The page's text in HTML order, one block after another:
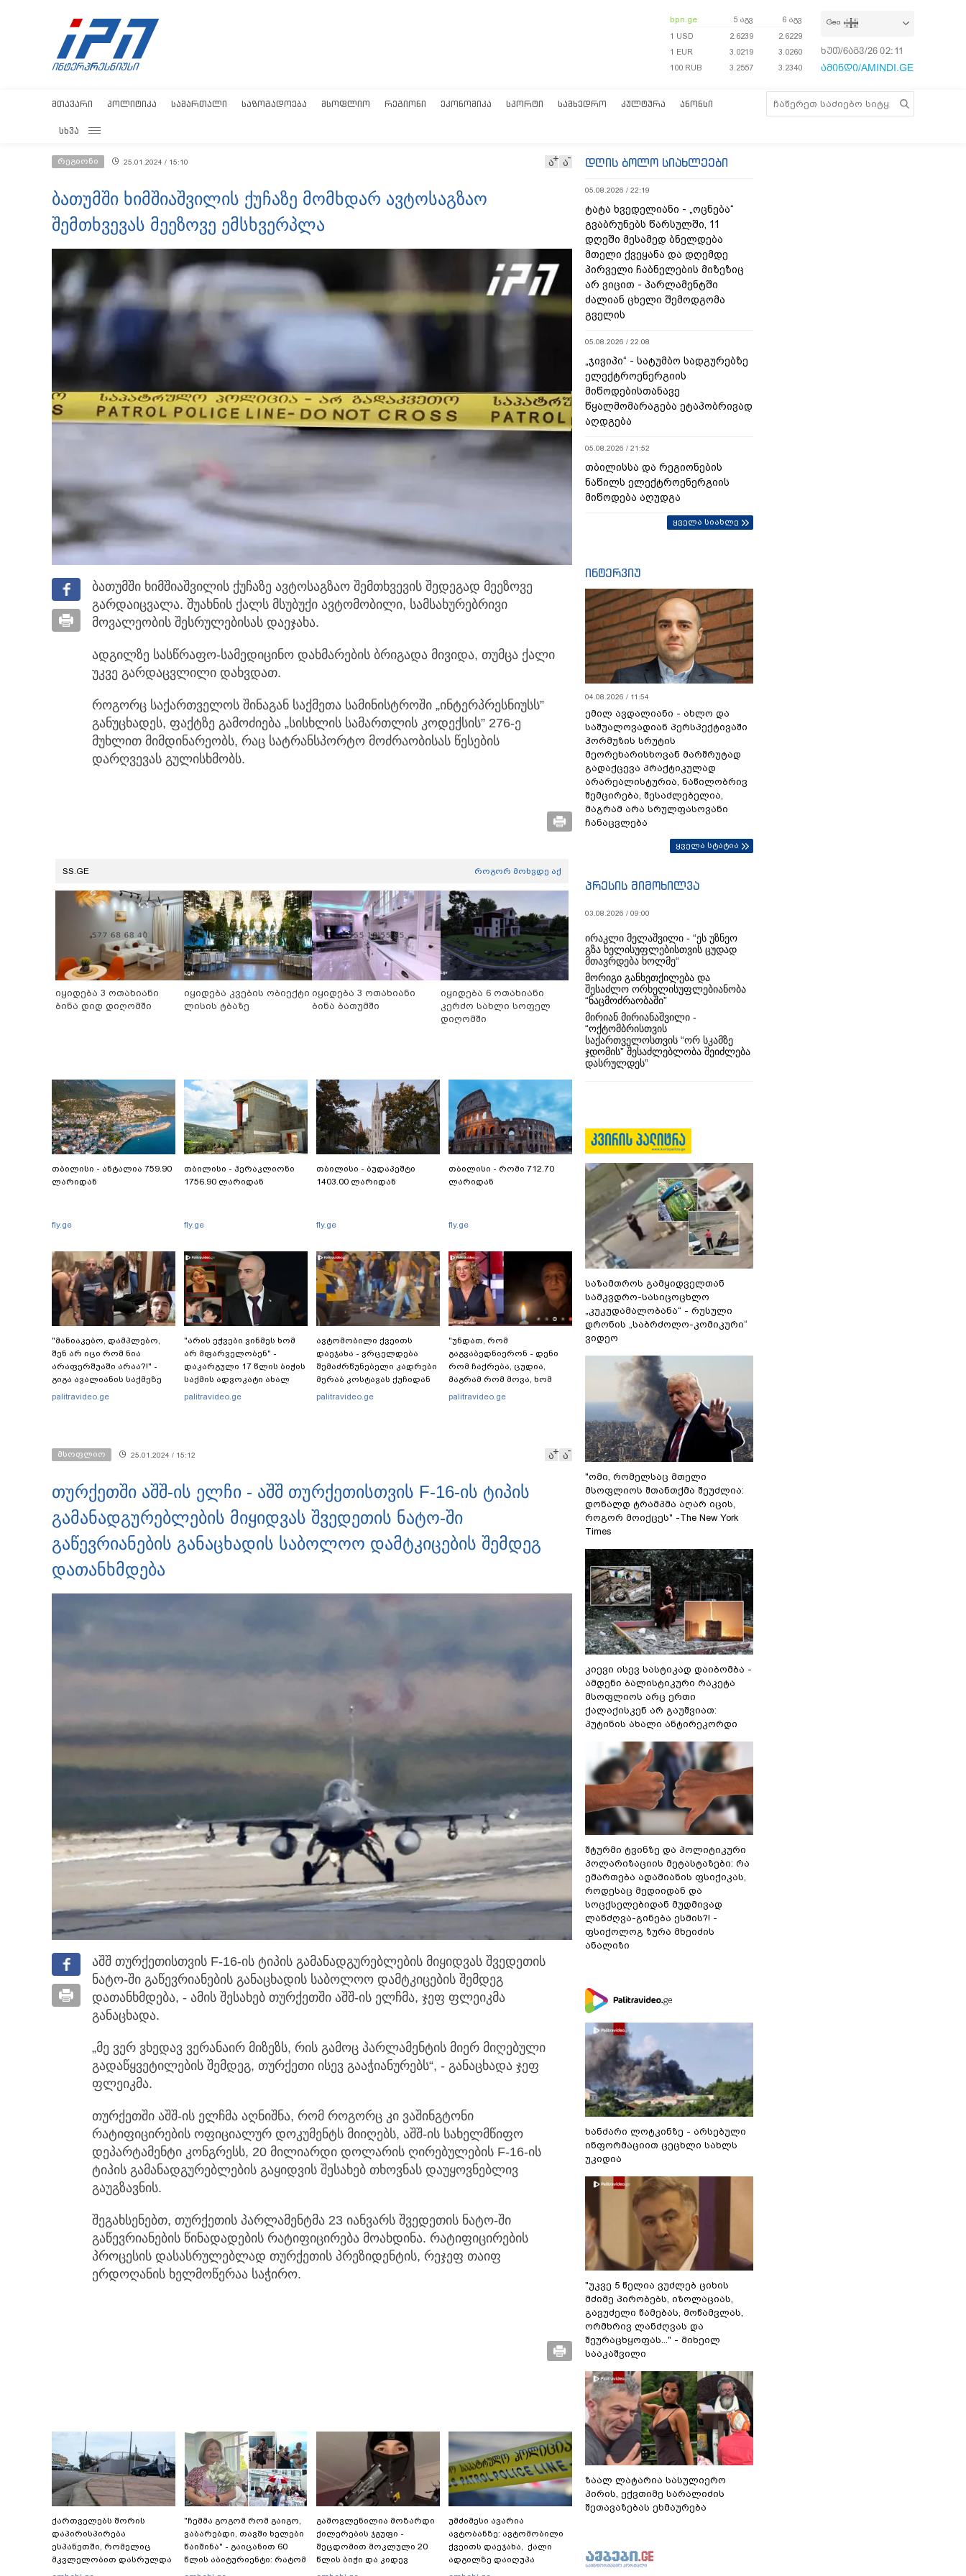
bpn.ge 5 აგვ
6 აგვ
1 USD
2.6239
2.6229
1 EUR
3.0219
3.0260
100 RUB
3.2557 3.2340
Geo
ხუთ/6აგვ/26 02:11:24
ამინდი/AMINDI.GE
ᲛᲗᲐᲕᲐᲠᲘ ᲞᲝᲚᲘᲢᲘᲙᲐ ᲡᲐᲛᲐᲠᲗᲐᲚᲘ ᲡᲐᲖᲝᲒᲐᲓᲝᲔᲑᲐ ᲛᲡᲝᲤᲚᲘᲝ ᲠᲔᲒᲘᲝᲜᲘ ᲔᲙᲝᲜᲝᲛᲘᲙᲐ ᲡᲞᲝᲠᲢᲘ ᲡᲐᲛᲮᲔᲓᲠᲝ ᲙᲣᲚᲢᲣᲠᲐ ᲐᲜᲝᲜᲡᲘ
ᲡᲮᲕᲐ
რეგიონი 25.01.2024 / 15:10 ა ა
ბათუმში ხიმშიაშვილის ქუჩაზე მომხდარ ავტოსაგზაო
შემთხვევას მეეზოვე ემსხვერპლა
ბათუმში ხიმშიაშვილის ქუჩაზე ავტოსაგზაო შემთხვევის შედეგად მეეზოვე
გარდაიცვალა. შუახნის ქალს მსუბუქი ავტომობილი, სამსახურებრივი
მოვალეობის შესრულებისას დაეჯახა.
ადგილზე სასწრაფო-სამედიცინო დახმარების ბრიგადა მივიდა, თუმცა ქალი
უკვე გარდაცვლილი დახვდათ.
როგორც საქართველოს შინაგან საქმეთა სამინისტროში „ინტერპრესნიუსს”
განუცხადეს, ფაქტზე გამოძიება „სისხლის სამართლის კოდექსის” 276-ე
მუხლით მიმდინარეობს, რაც სატრანსპორტო მოძრაობისას წესების
დარღვევას გულისხმობს.
SS.GE როგორ მოხვდე აქ
იყიდება 3 ოთახიანი
ბინა დიდ დიღომში
იყიდება კვების ობიექტი
ლისის ტბაზე
იყიდება 3 ოთახიანი
ბინა ბათუმში
იყიდება 6 ოთახიანი
კერძო სახლი სოფელ
დიღომში
თბილისი - ანტალია 759.90
ლარიდან
fly.ge
თბილისი - ჰერაკლიონი
1756.90 ლარიდან
fly.ge
თბილისი - ბუდაპეშტი
1403.00 ლარიდან
fly.ge
თბილისი - რომი 712.70
ლარიდან
fly.ge
"მანიაკებო, დამპლებო,
შენ არ იცი რომ ნია
არაფერშუაში არაა?!" -
გიგა ავალიანის საქმეზე
ნია იმნაძეს აკავებენ
palitravideo.ge
"არის ეჭვები ვინმეს ხომ
არ მფარველობენ" -
დაკარგული 17 წლის ბიჭის
საქმის ადვოკატი ახალ
გარემოებებზე საუბრობს
palitravideo.ge
ავტომობილი ქვეითს
დაეჯახა - ვრცელდება
შემაძრწუნებელი კადრები
მერაბ კოსტავას ქუჩიდან
palitravideo.ge
"უნდათ, რომ
გაგვაბედნიერონ - დენი
რომ ჩაქრება, ცუდია,
მაგრამ რომ მოვა, ხომ
გაგვეხარდება“ -
palitravideo.ge
მსოფლიო 25.01.2024 / 15:12 ა ა
თურქეთში აშშ-ის ელჩი - აშშ თურქეთისთვის F-16-ის ტიპის
გამანადგურებლების მიყიდვას შვედეთის ნატო-ში
გაწევრიანების განაცხადის საბოლოო დამტკიცების შემდეგ
დათანხმდება
აშშ თურქეთისთვის F-16-ის ტიპის გამანადგურებლების მიყიდვას შვედეთის
ნატო-ში გაწევრიანების განაცხადის საბოლოო დამტკიცების შემდეგ
დათანხმდება, - ამის შესახებ თურქეთში აშშ-ის ელჩმა, ჯეფ ფლეიკმა
განაცხადა.
„მე ვერ ვხედავ ვერანაირ მიზეზს, რის გამოც პარლამენტის მიერ მიღებული
გადაწყვეტილების შემდეგ, თურქეთი ისევ გააჭიანურებს“, - განაცხადა ჯეფ
ფლეიკმა.
თურქეთში აშშ-ის ელჩმა აღნიშნა, რომ როგორც კი ვაშინგტონი
რატიფიცირების ოფიციალურ დოკუმენტს მიიღებს, აშშ-ის სახელმწიფო
დეპარტამენტი კონგრესს, 20 მილიარდი დოლარის ღირებულების F-16-ის
ტიპის გამანადგურებლების გაყიდვის შესახებ თხოვნას დაუყოვნებლივ
გაუგზავნის.
შეგახსენებთ, თურქეთის პარლამენტმა 23 იანვარს შვედეთის ნატო-ში
გაწევრიანების წინადადების რატიფიცირება მოახდინა. რატიფიცირების
პროცესის დასასრულებლად თურქეთის პრეზიდენტის, რეჯეფ თაიფ
ერდოღანის ხელმოწერაა საჭირო.
ქართველებს შორის
დაპირისპირება
ესპანეთში, რომელიც
მკვლელობით დასრულდა
- რას წერს
"ჩემმა გოგომ რომ გაიგო,
ვაბარებდი, თავში ხელები
წაიშინა" - გაიცანით 60
წლის აბიტურიენტი: რატომ
გადაწყვიტა ბაგრატიონთა
გამოვლენილია მოზარდი
ქილერების ჯგუფი -
შეცდომით მოკლული 20
წლის ბიჭი და კიდევ
უამრავი მსხვერპლი:
უმძიმესი ავარია
ავტობანზე: ავტომობილი
ქვეითს დაეჯახა, ქალი
ადგილზე დაიღუპა
დღის ბოლო სიახლეები
05.08.2026 / 22:19
ტატა ხვედელიანი - „ოცნება“
გვაბრუნებს წარსულში, 11
დღეში მესამედ ბნელდება
მთელი ქვეყანა და დღემდე
პირველი ჩაბნელების მიზეზიც
არ ვიცით - პარლამენტში
ძალიან ცხელი შემოდგომა
გველის
05.08.2026 / 22:08
„ჯივიპი“ - სატუმბო სადგურებზე
ელექტროენერგიის
მიწოდებისთანავე
წყალმომარაგება ეტაპობრივად
აღდგება
05.08.2026 / 21:52
თბილისსა და რეგიონების
ნაწილს ელექტროენერგიის
მიწოდება აღუდგა
ყველა სიახლე
ინტერვიუ
04.08.2026 / 11:54
ემილ ავდალიანი - ახლო და
საშუალოვადიან პერსპექტივაში
ჰორმუზის სრუტის
მეორეხარისხოვან მარშრუტად
გადაქცევა პრაქტიკულად
არარეალისტურია, ნაწილობრივ
შემცირება, შესაძლებელია,
მაგრამ არა სრულფასოვანი
ჩანაცვლება
ყველა სტატია
პრესის მიმოხილვა
03.08.2026 / 09:00
ირაკლი მელაშვილი - “ეს უზნეო
გზა ხელისუფლებისთვის ცუდად
მთავრდება ხოლმე“
მორიგი განხეთქილება და
შესაძლო ორხელისუფლებიანობა
“ნაცმოძრაობაში”
მირიან მირიანაშვილი -
“ოქტომბრისთვის
საქართველოსთვის “ორ სკამზე
ჯდომის” შესაძლებლობა შეიძლება
დასრულდეს”
საზამთროს გამყიდველთან
სამკვდრო-სასიცოცხლო
„კუკუდამალობანა“ - რუსული
დრონის „საბრძოლო-კომიკური“
ვიდეო
"ომი, რომელსაც მთელი
მსოფლიოს შთანთქმა შეუძლია:
დონალდ ტრამპმა აღარ იცის,
როგორ მოიქცეს" -The New York
Times
კიევი ისევ სასტიკად დაიბომბა -
ამდენი ბალისტიკური რაკეტა
მსოფლიოს არც ერთი
ქალაქისკენ არ გაუშვიათ:
პუტინის ახალი ანტირეკორდი
შტურმი ტვინზე და პოლიტიკური
პოლარიზაციის მეტასტაზები: რა
ემართება ადამიანის ფსიქიკას,
როდესაც მედიიდან და
სოცქსელებიდან მუდმივად
ლანძღვა-გინება ესმის?! -
ფსიქოლოგ ზურა მხეიძის
ანალიზი
ხანძარი ლოტკინზე - არსებული
ინფორმაციით ცეცხლი სახლს
უკიდია
"უკვე 5 წელია ვუძლებ ციხის
მძიმე პირობებს, იზოლაციას,
გავუძელი წამებას, მოწამვლას,
ორმხრივ ლანძღვას და
შეურაცხყოფას..." - მიხეილ
სააკაშვილი
ზაალ ლატარია სასულიერო
პირის, ექვთიმე სარალიძის
შეთავაზებას ეხმაურება